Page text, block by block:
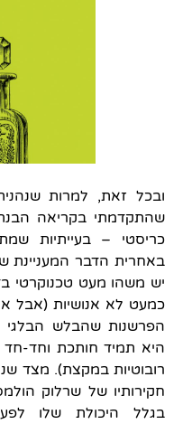
ובכל זאת, למרות
שהתקדמתי בקריאה
כריסטי – בעייתיות
באחרית הדבר המעניינת
יש משהו מעט טכנוקרטי
כמעט לא אנושיות (אבל
הפרשנות שהבלש הבלגי
היא תמיד חותכת וחד-
רובוטיות במקצת). מצד
חקירותיו של שרלוק
בגלל היכולת שלו